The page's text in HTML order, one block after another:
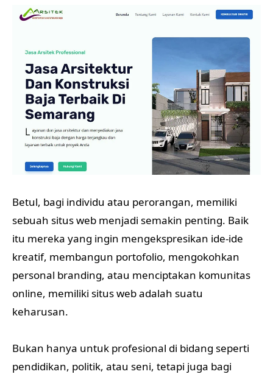
Betul, bagi individu atau perorangan, memiliki
sebuah situs web menjadi semakin penting. Baik
itu mereka yang ingin mengekspresikan ide-ide
kreatif, membangun portofolio, mengokohkan
personal branding, atau menciptakan komunitas
online, memiliki situs web adalah suatu
keharusan.
Bukan hanya untuk profesional di bidang seperti
pendidikan, politik, atau seni, tetapi juga bagi